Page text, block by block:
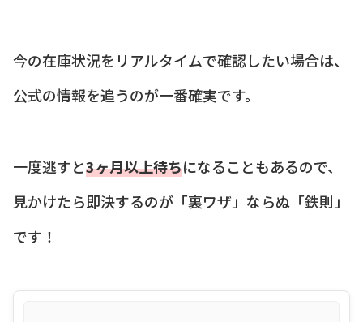
今の在庫状況をリアルタイムで確認したい場合は、
公式の情報を追うのが一番確実です。
一度逃すと3ヶ月以上待ちになることもあるので、
見かけたら即決するのが「裏ワザ」ならぬ「鉄則」
です！